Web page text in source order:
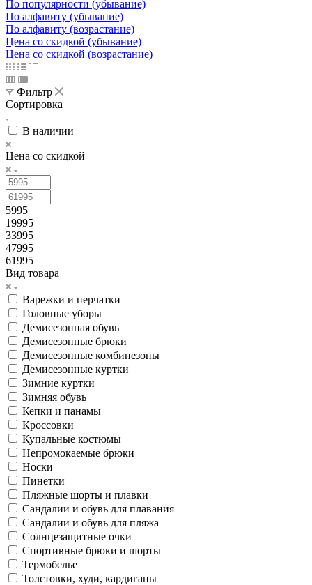
По популярности (убывание)
По алфавиту (убывание)
По алфавиту (возрастание)
Цена со скидкой (убывание)
Цена со скидкой (возрастание)
Фильтр
Сортировка
В наличии
Цена со скидкой
5995
19995
33995
47995
61995
Вид товара
Варежки и перчатки
Головные уборы
Демисезонная обувь
Демисезонные брюки
Демисезонные комбинезоны
Демисезонные куртки
Зимние куртки
Зимняя обувь
Кепки и панамы
Кроссовки
Купальные костюмы
Непромокаемые брюки
Носки
Пинетки
Пляжные шорты и плавки
Сандалии и обувь для плавания
Сандалии и обувь для пляжа
Солнцезащитные очки
Спортивные брюки и шорты
Термобелье
Толстовки, худи, кардиганы